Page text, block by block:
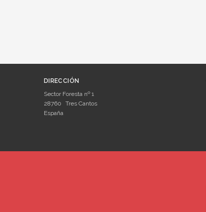
DIRECCIÓN
Sector Foresta nº 1
28760
Tres Cantos
España